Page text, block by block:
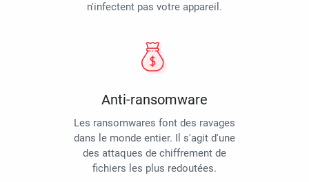
n'infectent pas votre appareil.
Anti-ransomware
Les ransomwares font des ravages
dans le monde entier. Il s'agit d'une
des attaques de chiffrement de
fichiers les plus redoutées.